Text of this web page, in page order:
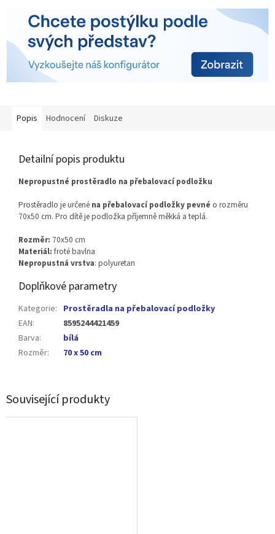
Související produkty
Popis Hodnocení Diskuze
Detailní popis produktu
Nepropustné prostěradlo na přebalovací podložku
Prostěradlo je určené na přebalovací podložky pevné o rozměru
70x50 cm. Pro dítě je podložka příjemně měkká a teplá.
Rozměr: 70x50 cm
Materiál: froté bavlna
Nepropustná vrstva: polyuretan
Doplňkové parametry
Kategorie: Prostěradla na přebalovací podložky
EAN:
8595244421459
Barva:
bílá
Rozměr: 70 x 50 cm